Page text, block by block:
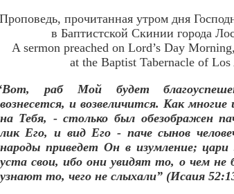
Проповедь, прочитанная утром дня
в Баптистской Скинии города
A sermon preached on Lord’s Day
at the Baptist Tabernacle of Los
раб Мой будет
вознесется, и возвеличится. Как многие
на Тебя, - столько был обезображен
лик Его, и вид Его - паче сынов
народы приведет Он в изумление;
уста свои, ибо они увидят то, о чем не
узнают то, чего не слыхали” (Исаия